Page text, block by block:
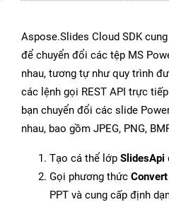
Aspose.Slides Cloud SDK
để chuyển đổi các tệp MS
nhau, tương tự như quy trình
các lệnh gọi REST API trực
bạn chuyển đổi các slide
nhau, bao gồm JPEG, PNG,
Tạo cá thể lớp SlidesApi
Gọi phương thức Convert
PPT và cung cấp định